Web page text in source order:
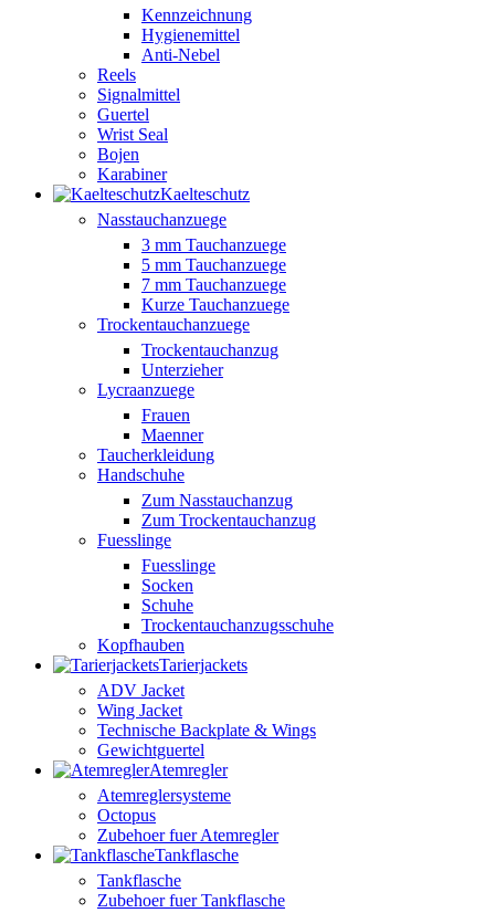
Kennzeichnung
Hygienemittel
Anti-Nebel
Reels
Signalmittel
Guertel
Wrist Seal
Bojen
Karabiner
Kaelteschutz
Nasstauchanzuege
3 mm Tauchanzuege
5 mm Tauchanzuege
7 mm Tauchanzuege
Kurze Tauchanzuege
Trockentauchanzuege
Trockentauchanzug
Unterzieher
Lycraanzuege
Frauen
Maenner
Taucherkleidung
Handschuhe
Zum Nasstauchanzug
Zum Trockentauchanzug
Fuesslinge
Fuesslinge
Socken
Schuhe
Trockentauchanzugsschuhe
Kopfhauben
Tarierjackets
ADV Jacket
Wing Jacket
Technische Backplate & Wings
Gewichtguertel
Atemregler
Atemreglersysteme
Octopus
Zubehoer fuer Atemregler
Tankflasche
Tankflasche
Zubehoer fuer Tankflasche